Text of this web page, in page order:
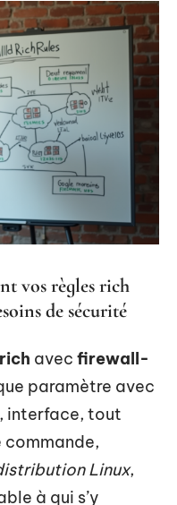
vos règles rich
de sécurité
avec firewall-
paramètre avec
interface, tout
commande,
Linux,
à qui s’y